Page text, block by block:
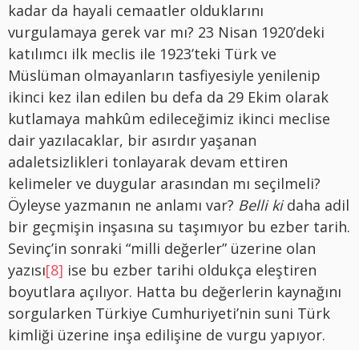
kadar da hayali cemaatler olduklarını
vurgulamaya gerek var mı? 23 Nisan 1920’deki
katılımcı ilk meclis ile 1923’teki Türk ve
Müslüman olmayanların tasfiyesiyle yenilenip
ikinci kez ilan edilen bu defa da 29 Ekim olarak
kutlamaya mahkûm edileceğimiz ikinci meclise
dair yazılacaklar, bir asırdır yaşanan
adaletsizlikleri tonlayarak devam ettiren
kelimeler ve duygular arasından mı seçilmeli?
Öyleyse yazmanın ne anlamı var? Belli kidaha adil
bir geçmişin inşasına su taşımıyor bu ezber tarih.
Sevinç’in sonraki “milli değerler” üzerine olan
yazısı[8] ise bu ezber tarihi oldukça eleştiren
boyutlara açılıyor. Hatta bu değerlerin kaynağını
sorgularken Türkiye Cumhuriyeti’nin suni Türk
kimliği üzerine inşa edilişine de vurgu yapıyor.